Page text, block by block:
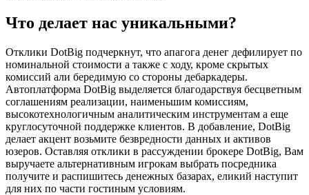
Что делает нас уникальными?
Отклики DotBig подчеркнут, что апагога денег дефилирует по
номинальной стоимости а также с ходу, кроме скрытых
комиссий али бередимую со стороны дебаркадеры.
Автоплатформа DotBig выделяется благодарствуя бесцветным
соглашениям реализации, наименьшим комиссиям,
высокотехнологичным аналитическим инструментам а еще
круглосуточной поддержке клиентов. В добавление, DotBig
делает акцент возьмите безвредности данных и активов
юзеров. Оставляя отклики в рассуждении брокере DotBig, Вам
выручаете альтернативным игрокам выбрать посредника
получите и распишитесь денежных базарах, еликий наступит
для них по части гостиным условиям.